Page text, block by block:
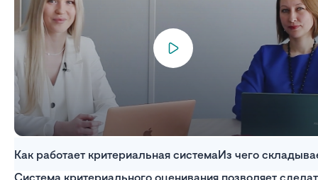
Как работает критериальная системаИз чего